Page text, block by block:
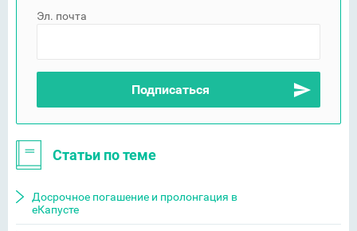
Эл. почта
Статьи по теме
Досрочное погашение и пролонгация в
еКапусте